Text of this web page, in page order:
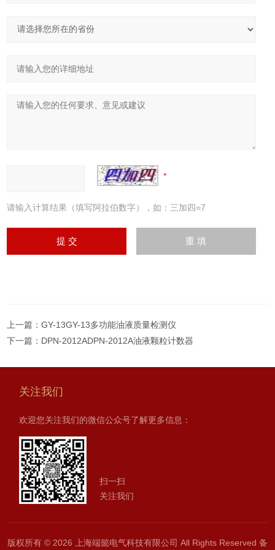
请输入计算结果（填写阿拉伯数字），如：三加四=7
上一篇：GY-13GY-13多功能油液质量检测仪
下一篇： DPN-2012ADPN-2012A油液颗粒计数器
关注我们
欢迎您关注我们的微信公众号了解更多信息：
扫一扫
关注我们
版权所有 © 2026 上海端懿电气科技有限公司 All Rights Reserved 备